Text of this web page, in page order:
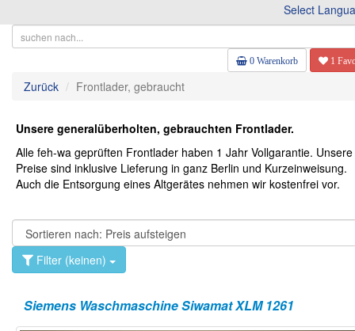
Select
0 Warenkorb 1
Zurück Frontlader, gebraucht
Unsere generalüberholten, gebrauchten Frontlader.
Alle feh-wa geprüften Frontlader haben 1 Jahr Vollgarantie. Unsere
Preise sind inklusive Lieferung in ganz Berlin und Kurzeinweisung.
Auch die Entsorgung eines Altgerätes nehmen wir kostenfrei vor.
Filter (keinen)
Siemens Waschmaschine Siwamat XLM 1261